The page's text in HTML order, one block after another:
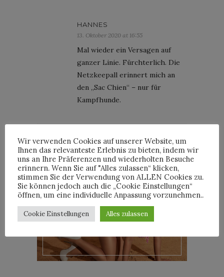
HANNES
13. Oktober 2020 at 16:55
Mal wieder ein Versagen auf
ganzer Linie. Fürchterlich. Die
Netzkeepall erinnert mich an
den „Sac Chien“ – nur für
Kampfhunde.
INTERVIEWS
TRIXIE MATTEL IM
Wir verwenden Cookies auf unserer Website, um
Ihnen das relevanteste Erlebnis zu bieten, indem wir
uns an Ihre Präferenzen und wiederholten Besuche
erinnern. Wenn Sie auf "Alles zulassen“ klicken,
stimmen Sie der Verwendung von ALLEN Cookies zu.
Sie können jedoch auch die „Cookie Einstellungen“
öffnen, um eine individuelle Anpassung vorzunehmen..
Cookie Einstellungen Alles zulassen